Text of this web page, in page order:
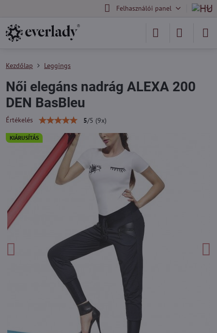
Felhasználói panel
KIÁRUSÍTÁS
Kezdőlap Leggings
Női elegáns nadrág ALEXA 200
DEN BasBleu
Értékelés 5/5 (9x)